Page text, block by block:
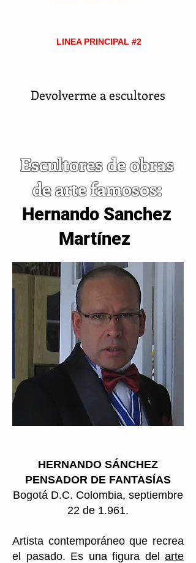
LINEA PRINCIPAL #2
Devolverme a escultores
Escultores de obras
de arte famosos:
Hernando Sanchez
Martínez
HERNANDO SÁNCHEZ
PENSADOR DE FANTASÍAS
Bogotá D.C. Colombia, septiembre
22 de 1.961.
Artista contemporáneo que recrea
el pasado. Es una figura del arte